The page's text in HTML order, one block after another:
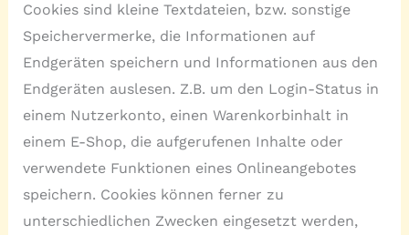
Cookies sind kleine Textdateien, bzw. sonstige
Speichervermerke, die Informationen auf
Endgeräten speichern und Informationen aus den
Endgeräten auslesen. Z.B. um den Login-Status in
einem Nutzerkonto, einen Warenkorbinhalt in
einem E-Shop, die aufgerufenen Inhalte oder
verwendete Funktionen eines Onlineangebotes
speichern. Cookies können ferner zu
unterschiedlichen Zwecken eingesetzt werden,